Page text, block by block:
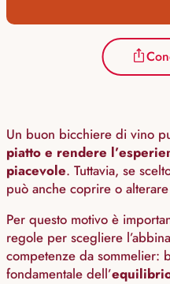
Un buon bicchiere di vino
piatto e rendere
piacevole. Tuttavia, se
può anche coprire o
Per questo motivo è
regole per scegliere
competenze da sommelier:
fondamentale dell’